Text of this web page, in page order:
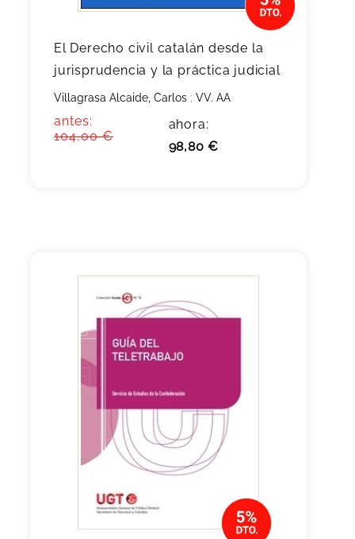
El Derecho civil catalán desde la
jurisprudencia y la práctica judicial
Villagrasa Alcaide, Carlos ; VV. AA
antes:
104,00 €
ahora:
98,80 €